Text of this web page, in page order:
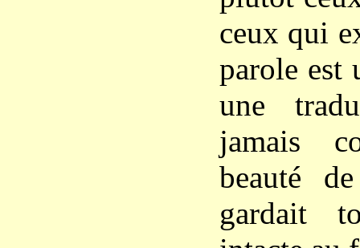
ceux qui
parole est
une
jamais
beauté
gardait